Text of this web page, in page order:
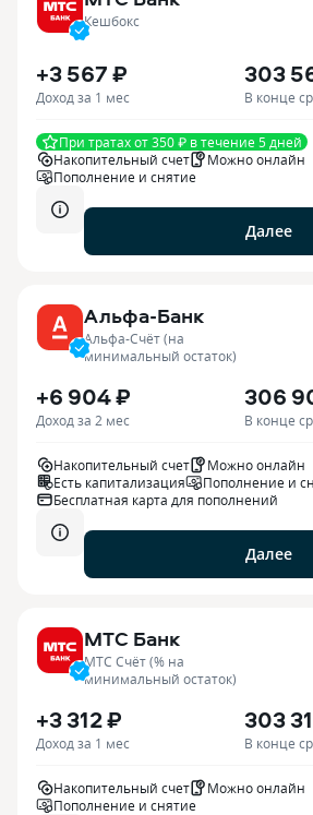
Кешбокс
+3 567 ₽
Доход за 1 мес
303
В конце
При тратах от 350 ₽ в течение 5 дней
Накопительный счет
Можно онлайн
Пополнение и снятие
Далее
Альфа-Банк
Альфа-Счёт (на
минимальный остаток)
+6 904 ₽
Доход за 2 мес
306
В конце
Накопительный счет
Можно онлайн
Есть капитализация
Пополнение и
Бесплатная карта для пополнений
Далее
МТС Банк
МТС Счёт (% на
минимальный остаток)
+3 312 ₽
Доход за 1 мес
303
В конце
Накопительный счет
Можно онлайн
Пополнение и снятие